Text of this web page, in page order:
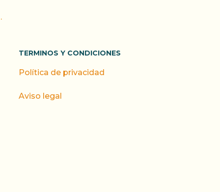
TERMINOS Y CONDICIONES
Política de privacidad
Aviso legal